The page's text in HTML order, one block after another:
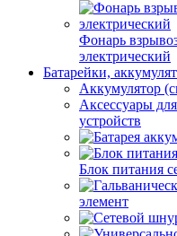
Фонарь
электрический
Батарейки,
Аккумулятор
Аксессуары
устройств
Блок питания
элемент